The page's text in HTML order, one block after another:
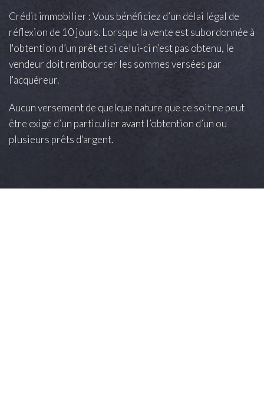
Crédit immobilier : Vous bénéficiez d’un délai légal de
réflexion de 10 jours. Lorsque la vente est subordonnée à
l'obtention d’un prêt et si celui-ci n’est pas obtenu, le
vendeur doit rembourser les sommes versées par
l'acquéreur.
Aucun versement de quelque nature que ce soit ne peut
être exigé d’un particulier avant l’obtention d’un ou
plusieurs prêts d'argent.